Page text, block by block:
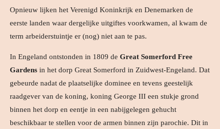
Opnieuw lijken het Verenigd Koninkrijk en Denemarken de
eerste landen waar dergelijke uitgiftes voorkwamen, al kwam de
term arbeiderstuintje er (nog) niet aan te pas.
In Engeland ontstonden in 1809 de Great Somerford Free
Gardens in het dorp Great Somerford in Zuidwest-Engeland. Dat
gebeurde nadat de plaatselijke dominee en tevens geestelijk
raadgever van de koning, koning George III een stukje grond
binnen het dorp en eentje in een nabijgelegen gehucht
beschikbaar te stellen voor de armen binnen zijn parochie. Dit in